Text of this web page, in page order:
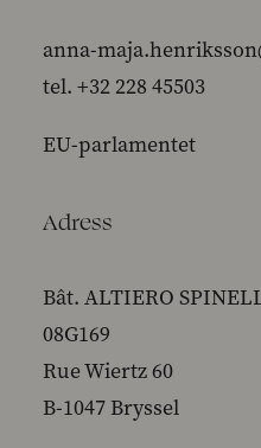
anna-
tel. +32 228 45503
EU-parlamentet
Adress
Bât. ALTIERO
08G169
Rue Wiertz 60
B-1047 Bryssel